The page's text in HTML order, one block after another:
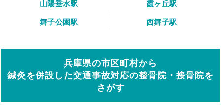
山陽垂水駅
霞ヶ丘駅
舞子公園駅
西舞子駅
兵庫県の市区町村から
鍼灸を併設した交通事故対応の整骨院・接骨院を
さがす